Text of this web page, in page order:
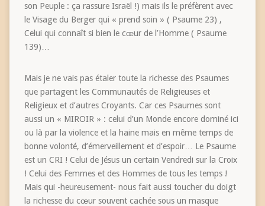
son Peuple : ça rassure Israël !) mais ils le préfèrent avec
le Visage du Berger qui « prend soin » ( Psaume 23) ,
Celui qui connaît si bien le cœur de l’Homme ( Psaume
139)…
Mais je ne vais pas étaler toute la richesse des Psaumes
que partagent les Communautés de Religieuses et
Religieux et d’autres Croyants. Car ces Psaumes sont
aussi un « MIROIR » : celui d’un Monde encore dominé ici
ou là par la violence et la haine mais en même temps de
bonne volonté, d’émerveillement et d’espoir… Le Psaume
est un CRI ! Celui de Jésus un certain Vendredi sur la Croix
! Celui des Femmes et des Hommes de tous les temps !
Mais qui -heureusement- nous fait aussi toucher du doigt
la richesse du cœur souvent cachée sous un masque